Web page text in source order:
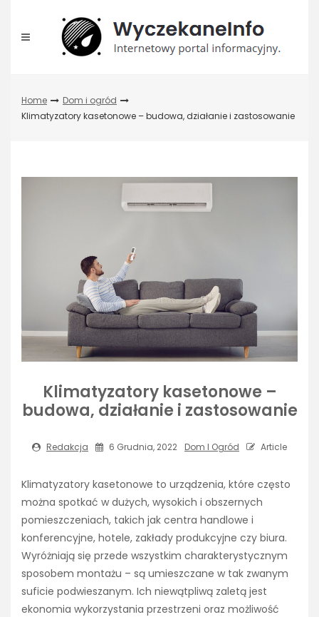
content
Home
Dom i ogród
Klimatyzatory kasetonowe – budowa, działanie i zastosowanie
Klimatyzatory kasetonowe –
budowa, działanie i zastosowanie
Redakcja 6 Grudnia, 2022 Dom I Ogród Article
Klimatyzatory kasetonowe to urządzenia, które często
można spotkać w dużych, wysokich i obszernych
pomieszczeniach, takich jak centra handlowe i
konferencyjne, hotele, zakłady produkcyjne czy biura.
Wyróżniają się przede wszystkim charakterystycznym
sposobem montażu – są umieszczane w tak zwanym
suficie podwieszanym. Ich niewątpliwą zaletą jest
ekonomia wykorzystania przestrzeni oraz możliwość